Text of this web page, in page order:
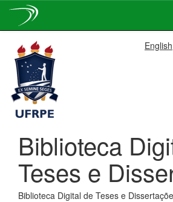
navigation
English
Biblioteca
Teses e
Biblioteca Digital de Teses e